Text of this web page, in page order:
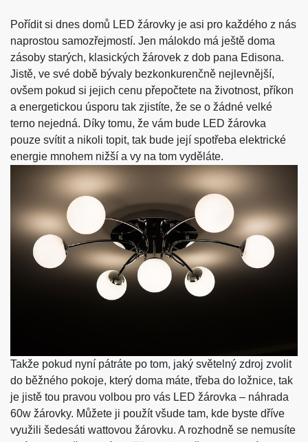
Pořídit si dnes domů LED žárovky je asi pro každého z nás
naprostou samozřejmostí. Jen málokdo má ještě doma
zásoby starých, klasických žárovek z dob pana Edisona.
Jistě, ve své době bývaly bezkonkurenčně nejlevnější,
ovšem pokud si jejich cenu přepočtete na životnost, příkon
a energetickou úsporu tak zjistíte, že se o žádné velké
terno nejedná. Díky tomu, že vám bude LED žárovka
pouze svítit a nikoli topit, tak bude její spotřeba elektrické
energie mnohem nižší a vy na tom vyděláte.
Takže pokud nyní pátráte po tom, jaký světelný zdroj zvolit
do běžného pokoje, který doma máte, třeba do ložnice, tak
je jistě tou pravou volbou pro vás LED žárovka – náhrada
60w žárovky. Můžete ji použít všude tam, kde byste dříve
využili šedesáti wattovou žárovku. A rozhodně se nemusíte